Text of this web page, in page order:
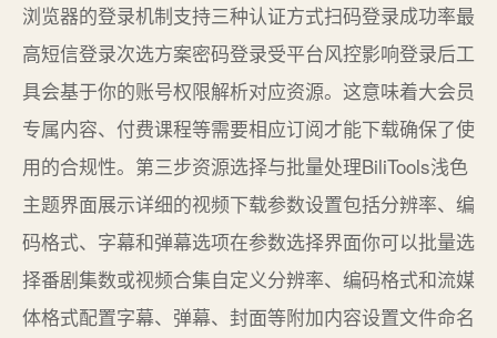
浏览器的登录机制支持三种认证方式扫码登录成功率最
高短信登录次选方案密码登录受平台风控影响登录后工
具会基于你的账号权限解析对应资源。这意味着大会员
专属内容、付费课程等需要相应订阅才能下载确保了使
用的合规性。第三步资源选择与批量处理BiliTools浅色
主题界面展示详细的视频下载参数设置包括分辨率、编
码格式、字幕和弹幕选项在参数选择界面你可以批量选
择番剧集数或视频合集自定义分辨率、编码格式和流媒
体格式配置字幕、弹幕、封面等附加内容设置文件命名